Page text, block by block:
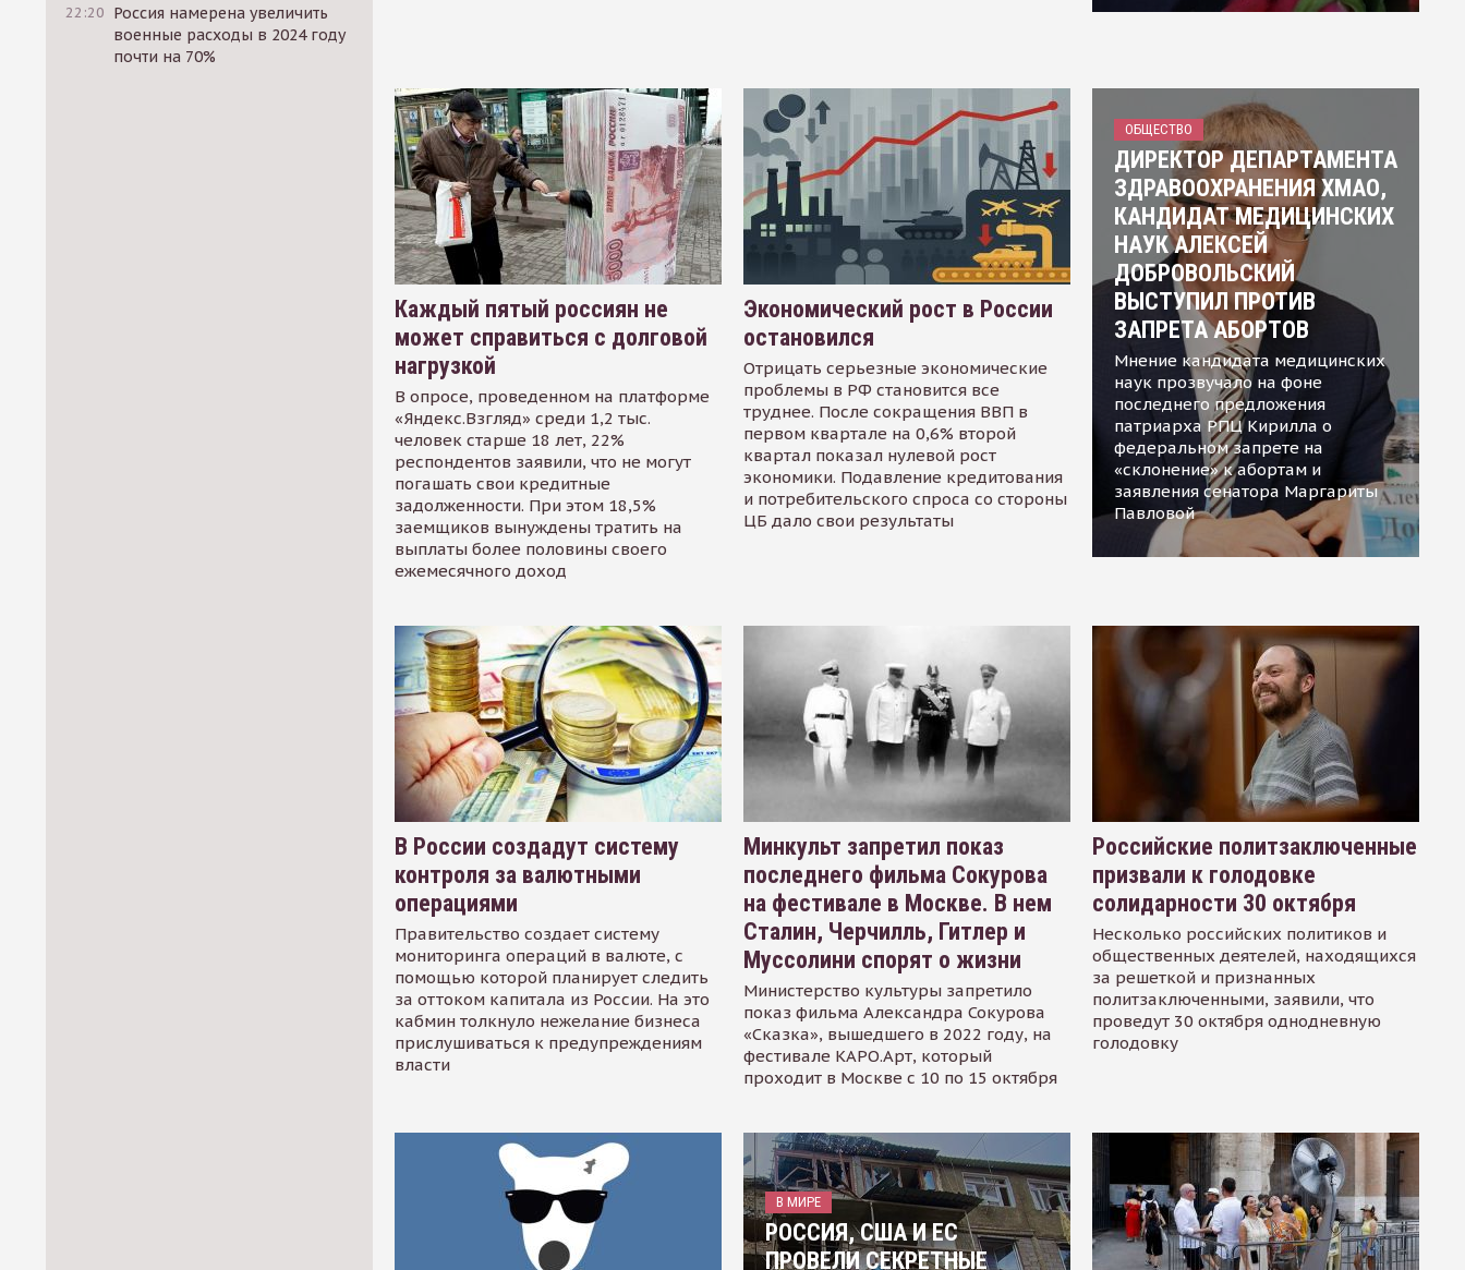
22:20 Россия намерена увеличить
военные расходы в 2024 году
почти на 70%
Каждый пятый россиян не
может справиться с долговой
нагрузкой
В опросе, проведенном на платформе
«Яндекс.Взгляд» среди 1,2 тыс.
человек старше 18 лет, 22%
респондентов заявили, что не могут
погашать свои кредитные
задолженности. При этом 18,5%
заемщиков вынуждены тратить на
выплаты более половины своего
ежемесячного доход
Экономический рост в России
остановился
Отрицать серьезные экономические
проблемы в РФ становится все
труднее. После сокращения ВВП в
первом квартале на 0,6% второй
квартал показал нулевой рост
экономики. Подавление кредитования
и потребительского спроса со стороны
ЦБ дало свои результаты
ОБЩЕСТВО
ДИРЕКТОР ДЕПАРТАМЕНТА
ЗДРАВООХРАНЕНИЯ ХМАО,
КАНДИДАТ МЕДИЦИНСКИХ
НАУК АЛЕКСЕЙ
ДОБРОВОЛЬСКИЙ
ВЫСТУПИЛ ПРОТИВ
ЗАПРЕТА АБОРТОВ
Мнение кандидата медицинских
наук прозвучало на фоне
последнего предложения
патриарха РПЦ Кирилла о
федеральном запрете на
«склонение» к абортам и
заявления сенатора Маргариты
Павловой
В России создадут систему
контроля за валютными
операциями
Правительство создает систему
мониторинга операций в валюте, с
помощью которой планирует следить
за оттоком капитала из России. На это
кабмин толкнуло нежелание бизнеса
прислушиваться к предупреждениям
власти
Минкульт запретил показ
последнего фильма Сокурова
на фестивале в Москве. В нем
Сталин, Черчилль, Гитлер и
Муссолини спорят о жизни
Министерство культуры запретило
показ фильма Александра Сокурова
«Сказка», вышедшего в 2022 году, на
фестивале КАРО.Арт, который
проходит в Москве с 10 по 15 октября
Российские политзаключенные
призвали к голодовке
солидарности 30 октября
Несколько российских политиков и
общественных деятелей, находящихся
за решеткой и признанных
политзаключенными, заявили, что
проведут 30 октября однодневную
голодовку
В МИРЕ
РОССИЯ, США И ЕС
ПРОВЕЛИ СЕКРЕТНЫЕ